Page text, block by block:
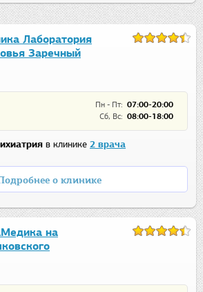
Лаборатория
Заречный
Пн - Пт: 07:00-20:00
Сб, Вс: 08:00-18:00
в клинике 2 врача
о клинике
на